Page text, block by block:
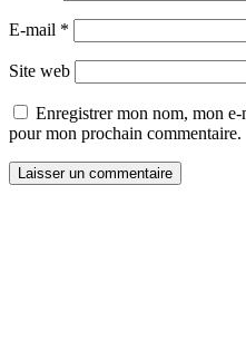
E-mail *
Site web
Enregistrer mon nom, mon
pour mon prochain commentaire.